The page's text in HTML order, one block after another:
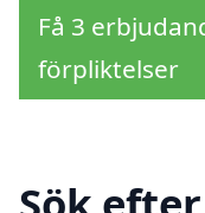
Få 3
förpliktelser